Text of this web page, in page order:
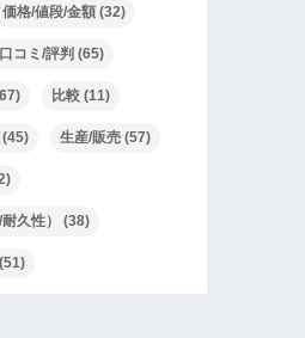
価格/値段/金額 (32)
口コミ/評判 (65)
比較 (11)
(45) 生産/販売 (57)
久性） (38)
(51)